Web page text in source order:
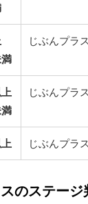
じぶんプラ
じぶんプラ
じぶんプラ
のステー